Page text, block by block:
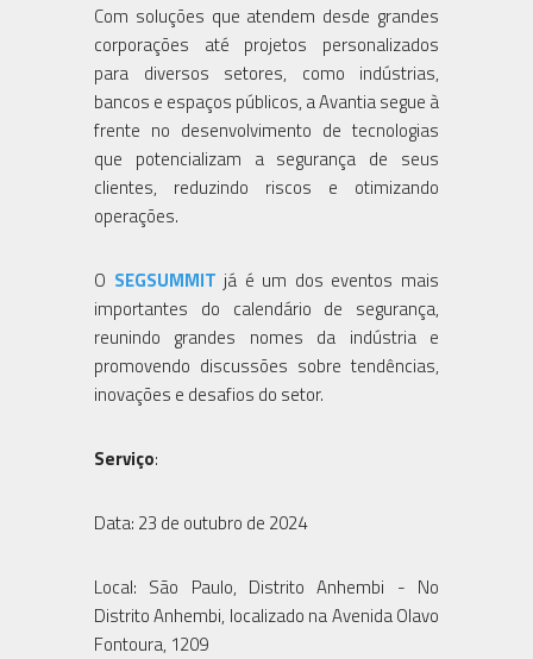
Com soluções que atendem desde grandes
corporações até projetos personalizados
para diversos setores, como indústrias,
bancos e espaços públicos, a Avantia segue à
frente no desenvolvimento de tecnologias
que potencializam a segurança de seus
clientes, reduzindo riscos e otimizando
operações.
O SEGSUMMIT já é um dos eventos mais
importantes do calendário de segurança,
reunindo grandes nomes da indústria e
promovendo discussões sobre tendências,
inovações e desafios do setor.
Serviço:
Data: 23 de outubro de 2024
Local: São Paulo, Distrito Anhembi - No
Distrito Anhembi, localizado na Avenida Olavo
Fontoura, 1209